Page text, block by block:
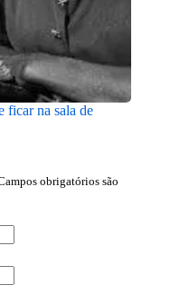
ficar na sala de
obrigatórios são